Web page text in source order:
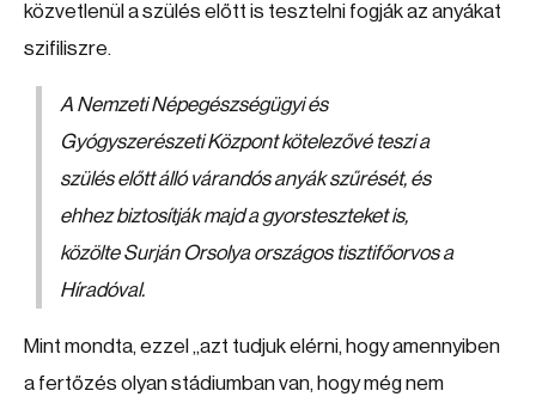
közvetlenül a szülés előtt is tesztelni fogják az anyákat
szifiliszre.
A Nemzeti Népegészségügyi és
Gyógyszerészeti Központ kötelezővé teszi a
szülés előtt álló várandós anyák szűrését, és
ehhez biztosítják majd a gyorsteszteket is,
közölte Surján Orsolya országos tisztifőorvos a
Híradóval.
Mint mondta, ezzel „azt tudjuk elérni, hogy amennyiben
a fertőzés olyan stádiumban van, hogy még nem